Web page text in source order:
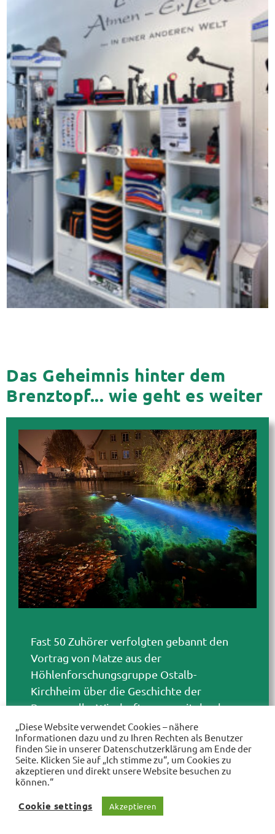
Das Geheimnis hinter dem
Brenztopf... wie geht es weiter
Fast 50 Zuhörer verfolgten gebannt den
Vortrag von Matze aus der
Höhlenforschungsgruppe Ostalb-
Kirchheim über die Geschichte der
Brenzquelle. Wir durften uns mit durch
den Eingang quetschen, durch enge
Windungen schlingen, um dann im Georg
Elser Dom zu schweben. Danach sind wir
im Königspool aufgetaucht, ganz ohne nass
ist noch nicht vorbei. Wir freuen uns schon
„Diese Website verwendet Cookies – nähere
Informationen dazu und zu Ihren Rechten als Benutzer
finden Sie in unserer Datenschutzerklärung am Ende der
Seite. Klicken Sie auf „Ich stimme zu“, um Cookies zu
akzeptieren und direkt unsere Website besuchen zu
können.“
Cookie settings Akzeptieren